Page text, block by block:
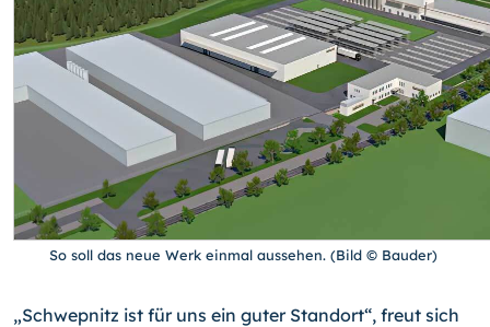
So soll das neue Werk einmal aussehen. (Bild © Bauder)
„Schwepnitz ist für uns ein guter Standort“, freut sich